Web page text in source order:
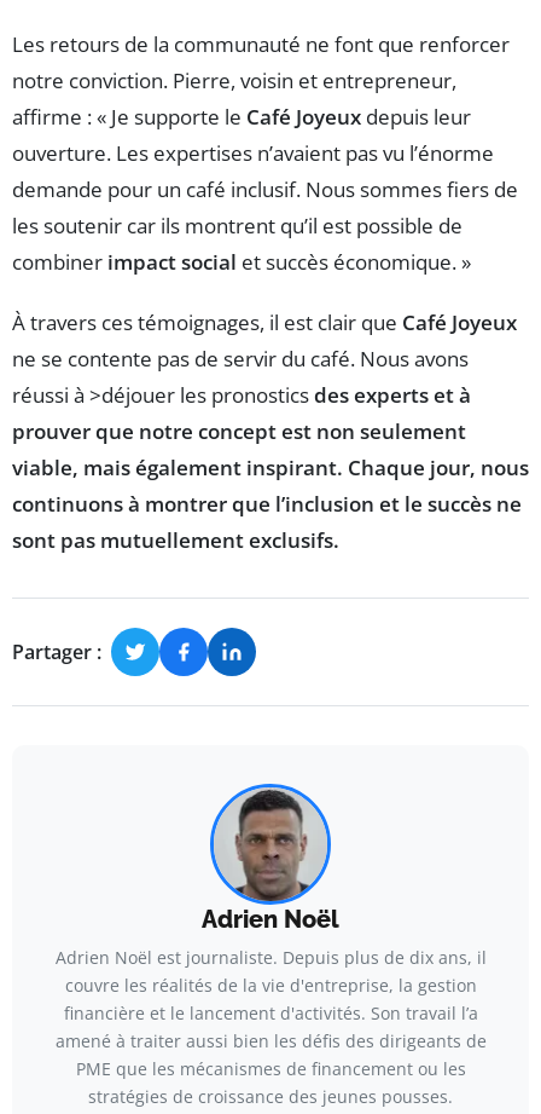
Les retours de la communauté ne font que renforcer
notre conviction. Pierre, voisin et entrepreneur,
affirme : « Je supporte le Café Joyeux depuis leur
ouverture. Les expertises n’avaient pas vu l’énorme
demande pour un café inclusif. Nous sommes fiers de
les soutenir car ils montrent qu’il est possible de
combiner impact social et succès économique. »
À travers ces témoignages, il est clair que Café Joyeux
ne se contente pas de servir du café. Nous avons
réussi à >déjouer les pronosticsdes experts et à
prouver que notre concept est non seulement
viable, mais également inspirant. Chaque jour, nous
continuons à montrer que l’inclusion et le succès ne
sont pas mutuellement exclusifs.
Partager :
Adrien Noël
Adrien Noël est journaliste. Depuis plus de dix ans, il
couvre les réalités de la vie d'entreprise, la gestion
financière et le lancement d'activités. Son travail l’a
amené à traiter aussi bien les défis des dirigeants de
PME que les mécanismes de financement ou les
stratégies de croissance des jeunes pousses.